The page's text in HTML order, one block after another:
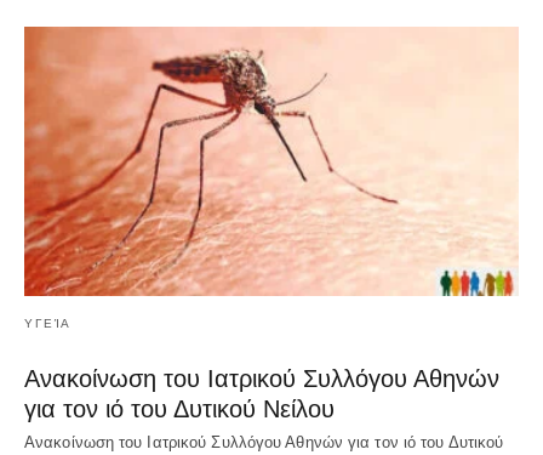
ΥΓΕΊΑ
Ανακοίνωση του Ιατρικού Συλλόγου Αθηνών
για τον ιό του Δυτικού Νείλου
Ανακοίνωση του Ιατρικού Συλλόγου Αθηνών για τον ιό του Δυτικού